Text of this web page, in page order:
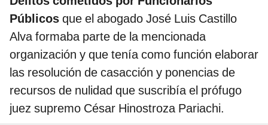
Públicos que el abogado José Luis Castillo
Alva formaba parte de la mencionada
organización y que tenía como función elaborar
las resolución de casacción y ponencias de
recursos de nulidad que suscribía el prófugo
juez supremo César Hinostroza Pariachi.